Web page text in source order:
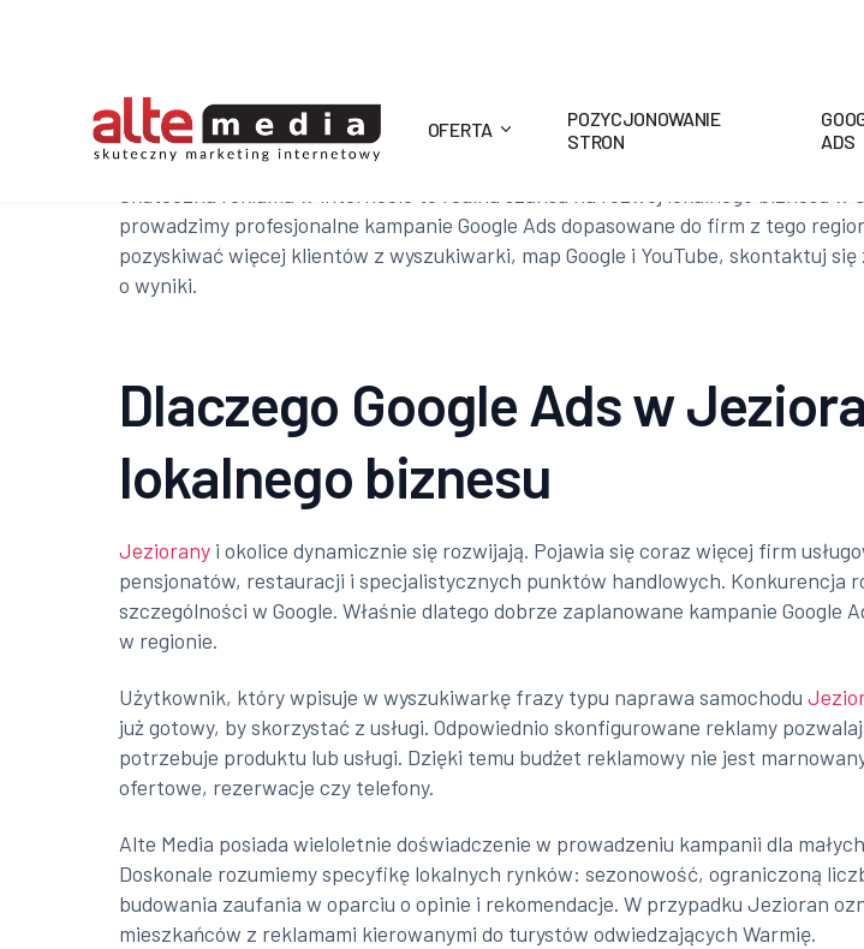
Alte
Media
OFERTA
POZYCJONOWANIE
STRON
ADS
Skuteczna reklama w internecie to realna szansa na rozwój lokalnego biznesu
prowadzimy profesjonalne kampanie Google Ads dopasowane do firm z tego
pozyskiwać więcej klientów z wyszukiwarki, map Google i YouTube, skontaktuj
o wyniki.
Dlaczego Google Ads w
lokalnego biznesu
Jeziorany i okolice dynamicznie się rozwijają. Pojawia się coraz więcej firm
pensjonatów, restauracji i specjalistycznych punktów handlowych. Konkurencja
szczególności w Google. Właśnie dlatego dobrze zaplanowane kampanie
w regionie.
Użytkownik, który wpisuje w wyszukiwarkę frazy typu naprawa samochodu
już gotowy, by skorzystać z usługi. Odpowiednio skonfigurowane reklamy
potrzebuje produktu lub usługi. Dzięki temu budżet reklamowy nie jest
ofertowe, rezerwacje czy telefony.
Alte Media posiada wieloletnie doświadczenie w prowadzeniu kampanii dla
Doskonale rozumiemy specyfikę lokalnych rynków: sezonowość, ograniczoną
budowania zaufania w oparciu o opinie i rekomendacje. W przypadku Jezioran
mieszkańców z reklamami kierowanymi do turystów odwiedzających Warmię.